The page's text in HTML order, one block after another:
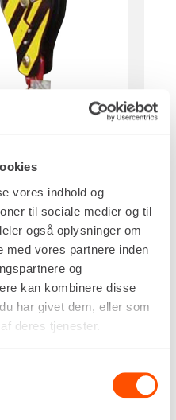
vores indhold og
til sociale medier og til
også oplysninger om
med vores partnere inden
og
kan kombinere disse
har givet dem, eller som
deres tjenester.
Gyldigt CVR-